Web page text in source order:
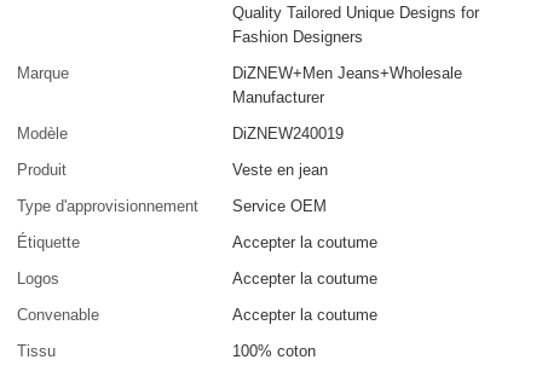
Quality Tailored Unique Designs for
Fashion Designers
Marque
DiZNEW+Men Jeans+Wholesale
Manufacturer
Modèle
DiZNEW240019
Produit
Veste en jean
Type d'approvisionnement
Service OEM
Étiquette
Accepter la coutume
Logos
Accepter la coutume
Convenable
Accepter la coutume
Tissu
100% coton